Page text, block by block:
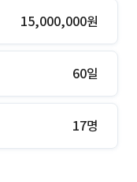
15,000,000원
60일
17명